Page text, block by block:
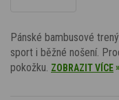
Pánské bambusové
sport i běžné nošení.
pokožku. ZOBRAZIT VÍCE»